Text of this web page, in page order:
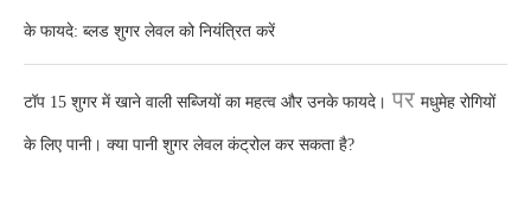
के फायदे: ब्लड शुगर लेवल को नियंत्रित करें
टॉप 15 शुगर में खाने वाली सब्जियों का महत्व और उनके फायदे। पर मधुमेह रोगियों
के लिए पानी। क्या पानी शुगर लेवल कंट्रोल कर सकता है?